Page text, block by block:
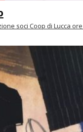
soci Coop di Lucca ore